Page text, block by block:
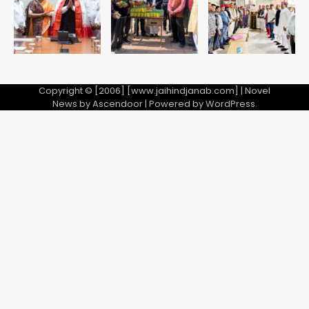
Copyright © [2006] [www.jaihindjanab.com] | Novel
News byAscendoor| Powered byWordPress.